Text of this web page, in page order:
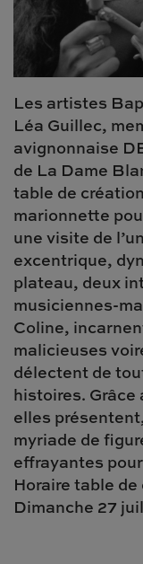
Les artistes
Léa Guillec,
avignonnaise
de La Dame
table de
marionnette
une visite de
excentrique,
plateau, deux
musiciennes-
Coline,
malicieuses
délectent de
histoires. Grâce
elles
myriade de
effrayantes
Horaire table de
Dimanche 27